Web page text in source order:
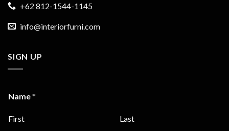
+62 812-1544-1145
info@interiorfurni.com
SIGN UP
Name*
First Last